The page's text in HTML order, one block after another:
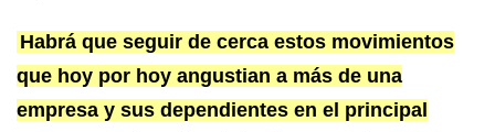
Habrá que seguir de cerca estos movimientos
que hoy por hoy angustian a más de una
empresa y sus dependientes en el principal